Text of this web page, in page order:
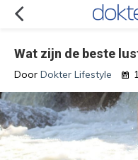
Wat zijn de beste
Door Dokter Lifestyle